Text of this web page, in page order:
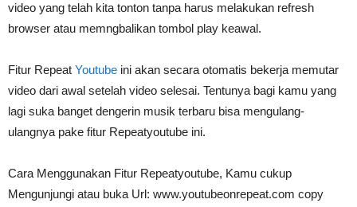
video yang telah kita tonton tanpa harus melakukan refresh
browser atau memngbalikan tombol play keawal.
Fitur Repeat Youtube ini akan secara otomatis bekerja memutar
video dari awal setelah video selesai. Tentunya bagi kamu yang
lagi suka banget dengerin musik terbaru bisa mengulang-
ulangnya pake fitur Repeatyoutube ini.
Cara Menggunakan Fitur Repeatyoutube, Kamu cukup
Mengunjungi atau buka Url: www.youtubeonrepeat.com copy